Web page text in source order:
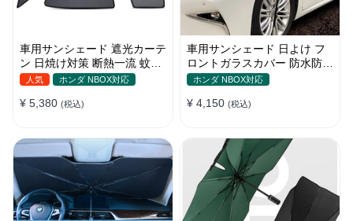
車用サンシェード 遮光カーテ
ン 日焼け対策 断熱一流 蚊よ
け 汎用 マグネット付き 取付
人気 ホンダ NBOX対応
¥ 5,380 (税込)
車用サンシェード 日よけ フ
ロントガラスカバー 防水防塵
遮光断熱 折畳 収納簡単 降雨
ホンダ NBOX対応
¥ 4,150 (税込)